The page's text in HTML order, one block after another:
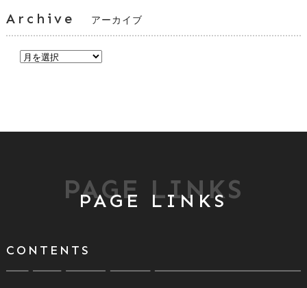
Archive アーカイブ
PAGE LINKS
PAGE LINKS
CONTENTS